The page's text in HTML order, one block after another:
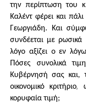
την περίπτωση του
Καλέντ φέρει και
Γεωργιάδη. Και
συνδέεται με
λόγο αξίζει ο εν
Πόσες συνολικά
Κυβέρνησή σας και,
οικονομικό κριτήριο,
κορυφαία τιμή;